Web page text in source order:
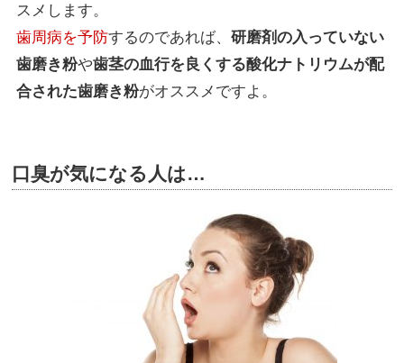
スメします。
歯周病を予防するのであれば、研磨剤の入っていない
歯磨き粉や歯茎の血行を良くする酸化ナトリウムが配
合された歯磨き粉がオススメですよ。
口臭が気になる人は…